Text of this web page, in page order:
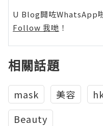
U Blog開咗WhatsApp
Follow 我哋 ！
相關話題
mask 美容
Beauty